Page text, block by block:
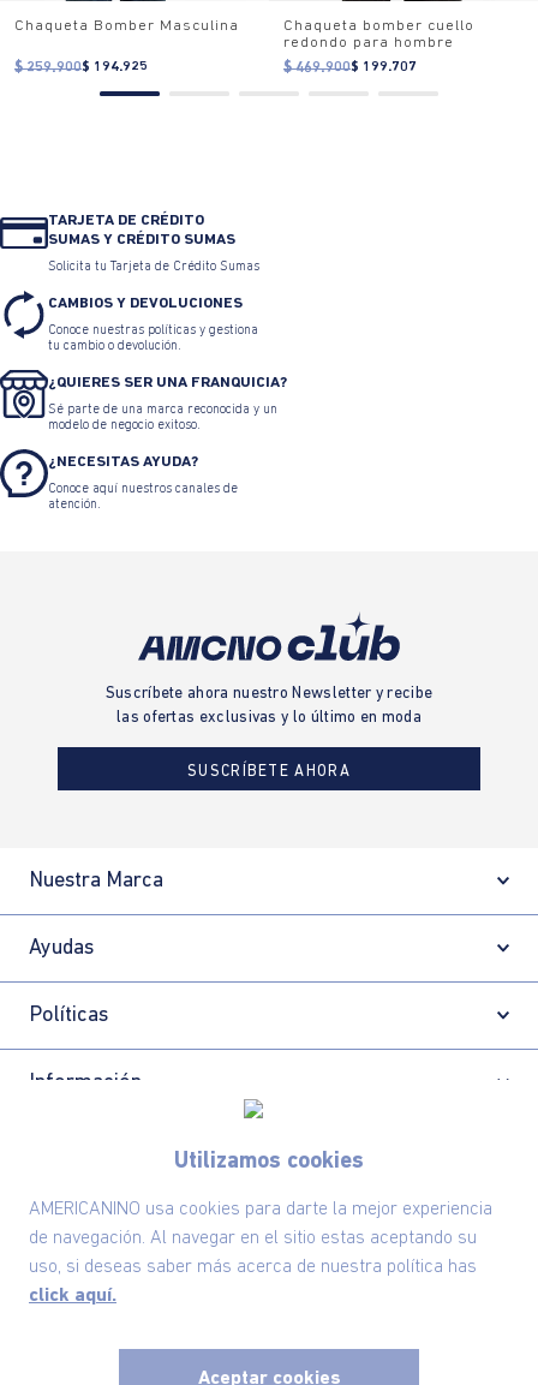
Utilizamos cookies
AMERICANINO usa cookies para darte la mejor experiencia
de navegación. Al navegar en el sitio estas aceptando su
uso, si deseas saber más acerca de nuestra política has
click aquí.
Aceptar cookies
TAMBIÉN TE PUEDE INTERESAR
Chaqueta Bomber Masculina
$ 259.900$ 194.925
TARJETA DE CRÉDITO
SUMAS Y CRÉDITO SUMAS
Solicita tu Tarjeta de Crédito Sumas
CAMBIOS Y DEVOLUCIONES
¿NECESITAS AYUDA?
Suscríbete ahora nuestro Newsletter y recibe
Nuestra Marca